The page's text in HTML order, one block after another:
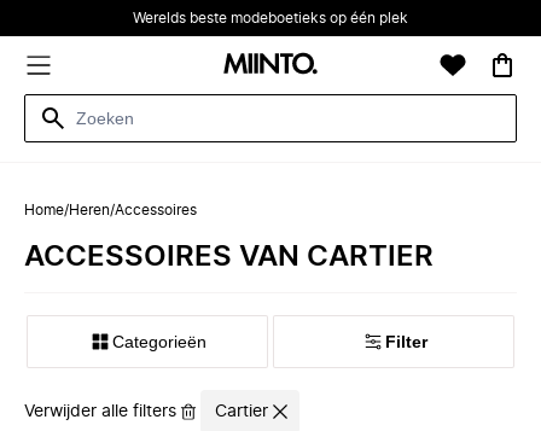
Werelds beste modeboetieks op één plek
Home/Heren/Accessoires
ACCESSOIRES VAN CARTIER
Categorieën Filter
Verwijder alle filters Cartier